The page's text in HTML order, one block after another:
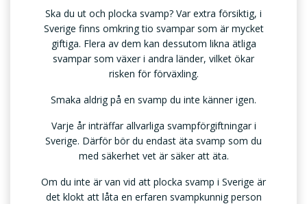
Ska du ut och plocka svamp? Var extra försiktig, i
Sverige finns omkring tio svampar som är mycket
giftiga. Flera av dem kan dessutom likna ätliga
svampar som växer i andra länder, vilket ökar
risken för förväxling.
Smaka aldrig på en svamp du inte känner igen.
Varje år inträffar allvarliga svampförgiftningar i
Sverige. Därför bör du endast äta svamp som du
med säkerhet vet är säker att äta.
Om du inte är van vid att plocka svamp i Sverige är
det klokt att låta en erfaren svampkunnig person